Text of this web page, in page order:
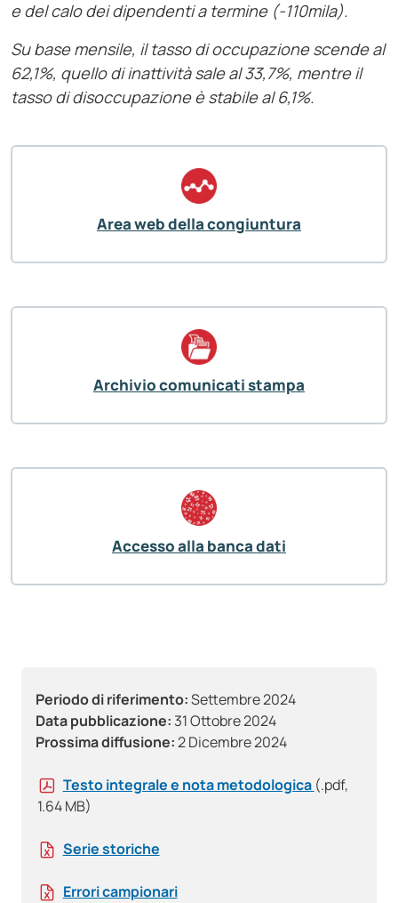
Periodo di riferimento:Settembre 2024
Data pubblicazione: 31 Ottobre 2024
Prossima diffusione:2 Dicembre 2024
Testo integrale e nota metodologica (.pdf,
1.64 MB)
Serie storiche
Errori campionari
e del calo dei dipendenti a termine (-110mila).
Su base mensile, il tasso di occupazione scende al
62,1%, quello di inattività sale al 33,7%, mentre il
tasso di disoccupazione è stabile al 6,1%.
Area web della congiuntura
Archivio comunicati stampa
Accesso alla banca dati